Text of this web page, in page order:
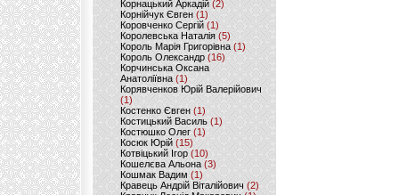
Корнацький Аркадій (2)
Корнійчук Євген (1)
Коровченко Сергій (1)
Королевська Наталія(5)
Король Марія Григорівна (1)
Король Олександр (16)
Корчинська Оксана
Анатоліївна (1)
Корявченков Юрій Валерійович
(1)
Костенко Євген (1)
Костицький Василь (1)
Костюшко Олег (1)
Косюк Юрій (15)
Котвіцький Ігор (10)
Кошелєва Альона(3)
Кошмак Вадим (1)
Кравець Андрій Віталійович (2)